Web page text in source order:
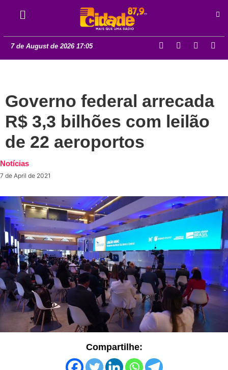
7 de August de 2026 17:05
Governo federal arrecada
R$ 3,3 bilhões com leilão
de 22 aeroportos
Notícias
7 de April de 2021
Compartilhe: